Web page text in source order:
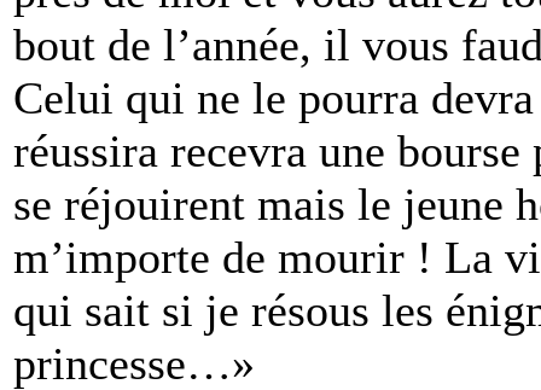
bout de l’année, il vous
Celui qui ne le pourra
réussira recevra une bourse
se réjouirent mais le jeune
m’importe de mourir ! La
qui sait si je résous les
princesse…»